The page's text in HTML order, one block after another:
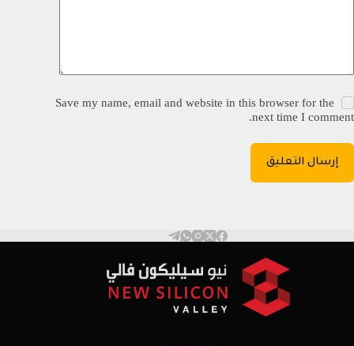
Save my name, email and website in this browser for the
next time I comment.
إرسال التعليق